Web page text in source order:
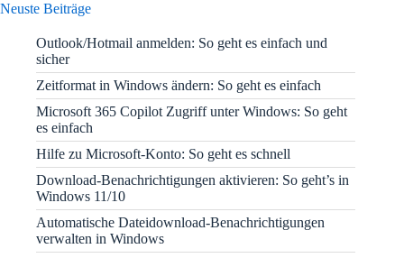
Neuste Beiträge
Outlook/Hotmail anmelden: So geht es einfach und
sicher
Zeitformat in Windows ändern: So geht es einfach
Microsoft 365 Copilot Zugriff unter Windows: So geht
es einfach
Hilfe zu Microsoft-Konto: So geht es schnell
Download-Benachrichtigungen aktivieren: So geht’s in
Windows 11/10
Automatische Dateidownload-Benachrichtigungen
verwalten in Windows